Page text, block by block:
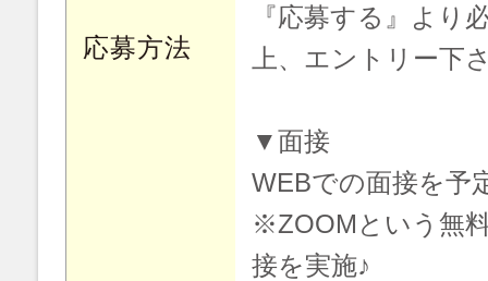
応募方法
『応募する』より
上、エントリー下
▼面接
WEBでの面接を予
※ZOOMという無
接を実施♪